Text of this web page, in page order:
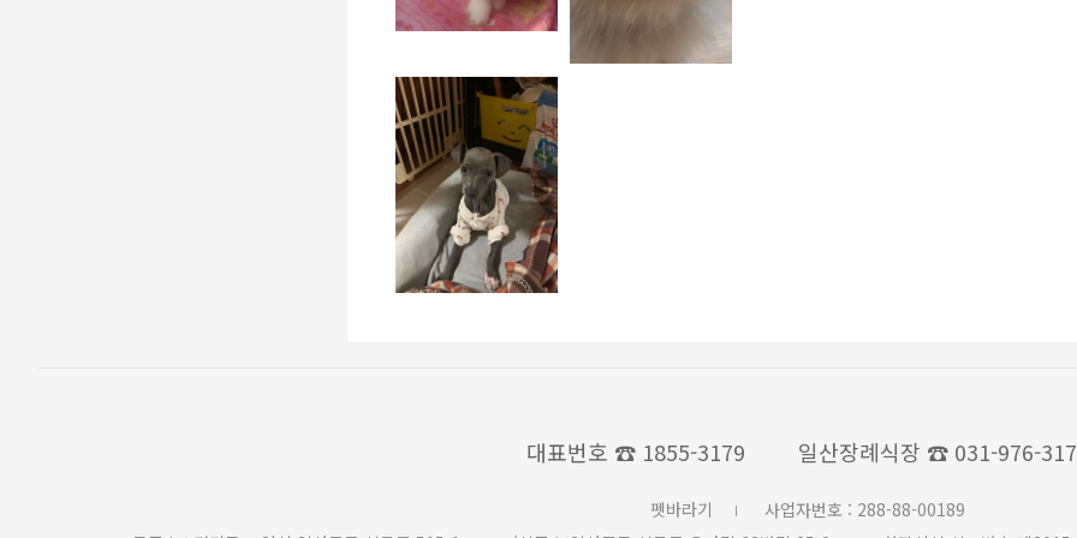
대표번호 ☎ 1855-3179 일산장례식장 ☎ 031-976-
펫바라기
사업자번호 : 288-88-00189